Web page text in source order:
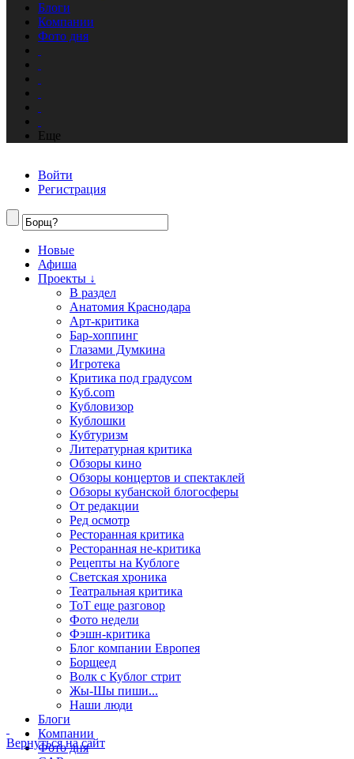
Вернуться на сайт
Блоги
Компании
Фото дня
Еще
Войти
Регистрация
Новые
Афиша
Проекты ↓
В раздел
Анатомия Краснодара
Арт-критика
Бар-хоппинг
Глазами Думкина
Игротека
Критика под градусом
Куб.com
Кубловизор
Кублошки
Кубтуризм
Литературная критика
Обзоры кино
Обзоры концертов и спектаклей
Обзоры кубанской блогосферы
От редакции
Ред осмотр
Ресторанная критика
Ресторанная не-критика
Рецепты на Кублоге
Светская хроника
Театральная критика
ТоТ еще разговор
Фото недели
Фэшн-критика
Блог компании Европея
Борщеед
Волк с Кублог стрит
Жы-Шы пиши...
Наши люди
Блоги
Компании
Фото дня